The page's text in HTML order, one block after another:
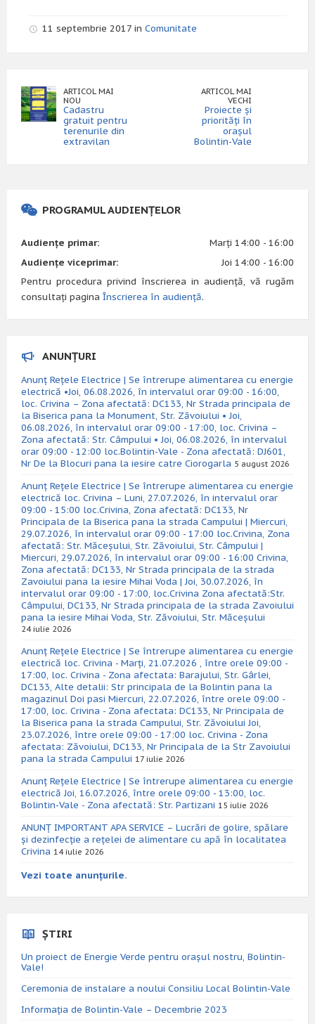
11 septembrie 2017 in Comunitate
ARTICOL MAI
NOU
Cadastru
gratuit pentru
terenurile din
extravilan
ARTICOL MAI
VECHI
Proiecte și
priorități în
orașul
Bolintin-Vale
PROGRAMUL AUDIENȚELOR
Audiențe primar:
Marți 14:00 - 16:00
Audiențe viceprimar:
Joi 14:00 - 16:00
Pentru procedura privind înscrierea in audiență, vă rugăm
consultați pagina Înscrierea în audiență.
ANUNȚURI
Anunț Rețele Electrice | Se întrerupe alimentarea cu energie
electrică •Joi, 06.08.2026, în intervalul orar 09:00 - 16:00,
loc. Crivina – Zona afectată: DC133, Nr Strada principala de
la Biserica pana la Monument, Str. Zăvoiului • Joi,
06.08.2026, în intervalul orar 09:00 - 17:00, loc. Crivina –
Zona afectată: Str. Câmpului • Joi, 06.08.2026, în intervalul
orar 09:00 - 12:00 loc.Bolintin-Vale - Zona afectată: DJ601,
Nr De la Blocuri pana la iesire catre Ciorogarla 5 august 2026
Anunț Rețele Electrice | Se întrerupe alimentarea cu energie
electrică loc. Crivina – Luni, 27.07.2026, în intervalul orar
09:00 - 15:00 loc.Crivina, Zona afectată: DC133, Nr
Principala de la Biserica pana la strada Campului | Miercuri,
29.07.2026, în intervalul orar 09:00 - 17:00 loc.Crivina, Zona
afectată: Str. Măceșului, Str. Zăvoiului, Str. Câmpului |
Miercuri, 29.07.2026, în intervalul orar 09:00 - 16:00 Crivina,
Zona afectată: DC133, Nr Strada principala de la strada
Zavoiului pana la iesire Mihai Voda | Joi, 30.07.2026, în
intervalul orar 09:00 - 17:00, loc.Crivina Zona afectată:Str.
Câmpului, DC133, Nr Strada principala de la strada Zavoiului
pana la iesire Mihai Voda, Str. Zăvoiului, Str. Măceșului
24 iulie 2026
Anunț Rețele Electrice | Se întrerupe alimentarea cu energie
electrică loc. Crivina - Marți, 21.07.2026 , între orele 09:00 -
17:00, loc. Crivina - Zona afectata: Barajului, Str. Gârlei,
DC133, Alte detalii: Str principala de la Bolintin pana la
magazinul Doi pasi Miercuri, 22.07.2026, între orele 09:00 -
17:00, loc. Crivina - Zona afectata: DC133, Nr Principala de
la Biserica pana la strada Campului, Str. Zăvoiului Joi,
23.07.2026, între orele 09:00 - 17:00 loc. Crivina - Zona
afectata: Zăvoiului, DC133, Nr Principala de la Str Zavoiului
pana la strada Campului 17 iulie 2026
Anunț Rețele Electrice | Se întrerupe alimentarea cu energie
electrică Joi, 16.07.2026, între orele 09:00 - 13:00, loc.
Bolintin-Vale - Zona afectată: Str. Partizani 15 iulie 2026
ANUNȚ IMPORTANT APA SERVICE – Lucrări de golire, spălare
și dezinfecție a rețelei de alimentare cu apă în localitatea
Crivina 14 iulie 2026
Vezi toate anunțurile.
ȘTIRI
Un proiect de Energie Verde pentru orașul nostru, Bolintin-
Vale!
Ceremonia de instalare a noului Consiliu Local Bolintin-Vale
Informația de Bolintin-Vale – Decembrie 2023